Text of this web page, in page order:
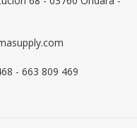
- 663 809 469